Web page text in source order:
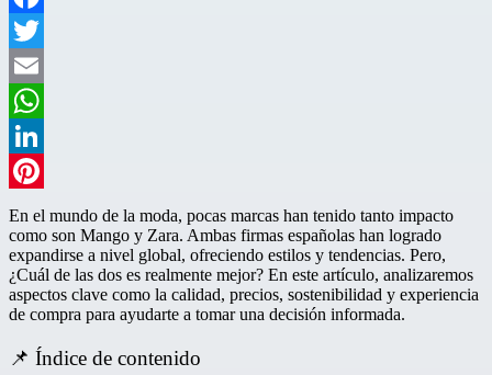
Facebook
Twitter
Email
WhatsApp
LinkedIn
Pinterest
En el mundo de la moda, pocas marcas han tenido tanto impacto
como son Mango y Zara. Ambas firmas españolas han logrado
expandirse a nivel global, ofreciendo estilos y tendencias. Pero,
¿Cuál de las dos es realmente mejor? En este artículo, analizaremos
aspectos clave como la calidad, precios, sostenibilidad y experiencia
de compra para ayudarte a tomar una decisión informada.
📌 Índice de contenido